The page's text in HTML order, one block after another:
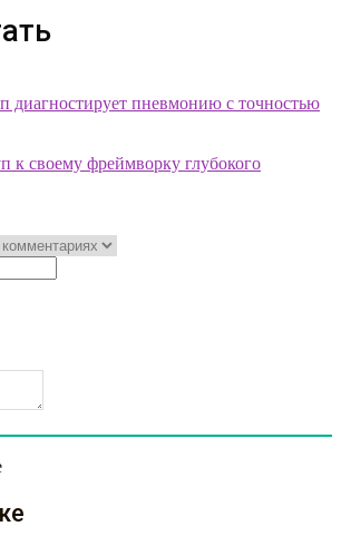
диагностирует пневмонию с точностью
к своему фреймворку глубокого